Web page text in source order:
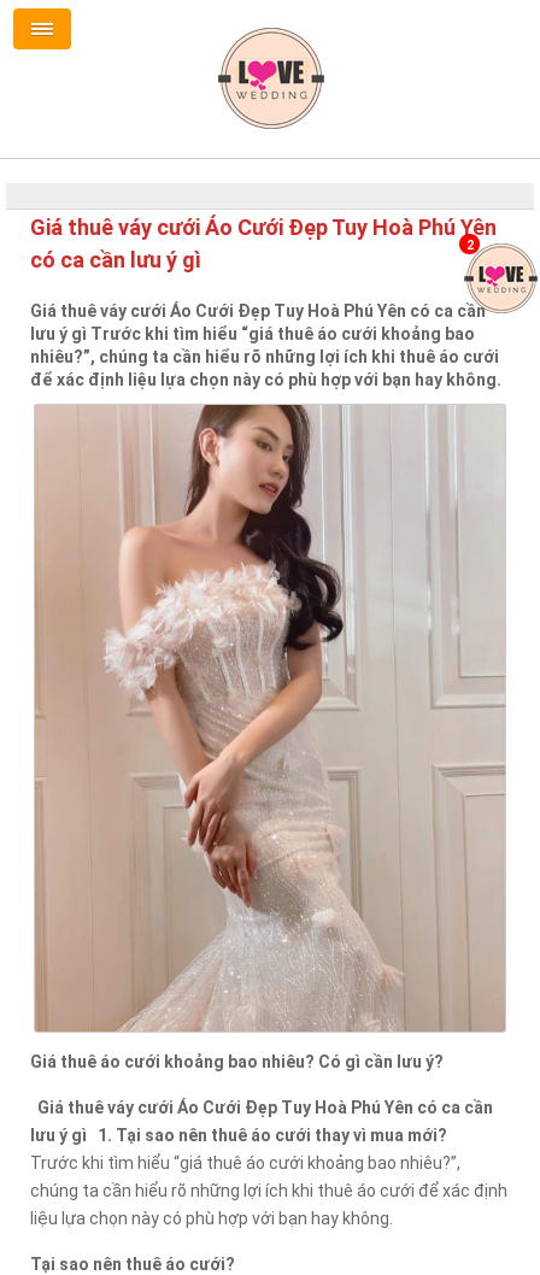
Giá thuê váy cưới Áo Cưới Đẹp Tuy Hoà Phú Yên
có ca cần lưu ý gì
Giá thuê váy cưới Áo Cưới Đẹp Tuy Hoà Phú Yên có ca cần
lưu ý gì Trước khi tìm hiểu “giá thuê áo cưới khoảng bao
nhiêu?”, chúng ta cần hiểu rõ những lợi ích khi thuê áo cưới
để xác định liệu lựa chọn này có phù hợp với bạn hay không.
Giá thuê áo cưới khoảng bao nhiêu? Có gì cần lưu ý?
Giá thuê váy cưới Áo Cưới Đẹp Tuy Hoà Phú Yên có ca cần
lưu ý gì 1. Tại sao nên thuê áo cưới thay vì mua mới?
Trước khi tìm hiểu “giá thuê áo cưới khoảng bao nhiêu?”,
chúng ta cần hiểu rõ những lợi ích khi thuê áo cưới để xác định
liệu lựa chọn này có phù hợp với bạn hay không.
Tại sao nên thuê áo cưới?
2